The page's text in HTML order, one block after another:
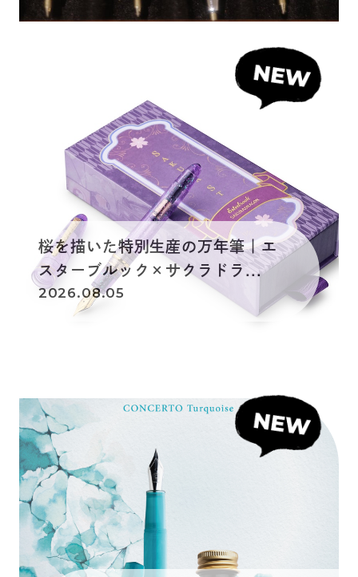
桜を描いた特別生産の万年筆｜エ
スターブルック×サクラドラ...
2026.08.05